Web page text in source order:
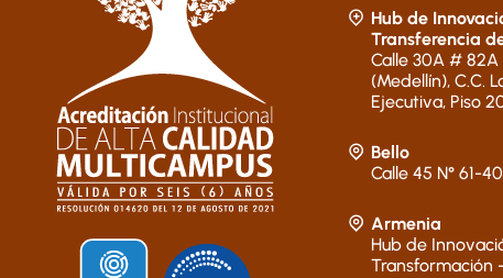
Hub de
Transferencia
Calle 30A # 82A
(Medellín), C.C.
Ejecutiva, Piso
Bello
Calle 45 N° 61-
Armenia
Hub de
Transformación